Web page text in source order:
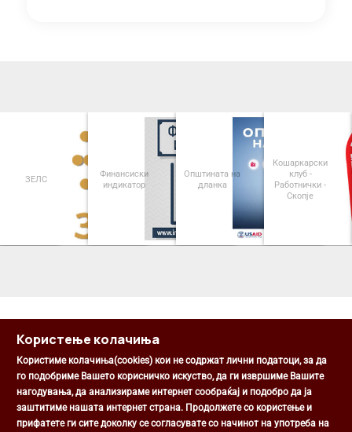
ЗЕЛС
Финансиски
индикатор
Општината на
дланка
Кошаркарски
клуб -
Работнички -
Скопје
Општина Центар
Михаил Цоков бр. 1, Скопје
Користење колачиња
Користиме колачиња(cookies) кои не содржат лични податоци, за да
го подобриме Вашето корисничко искуство, да ги извршиме Вашите
нагодувања, да анализираме интернет сообраќај и подобро да ја
заштитиме нашата интернет страна. Продолжете со користење и
прифатете ги сите доколку се согласувате со начинот на употреба на